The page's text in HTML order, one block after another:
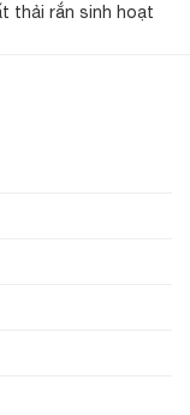
thải rắn sinh hoạt